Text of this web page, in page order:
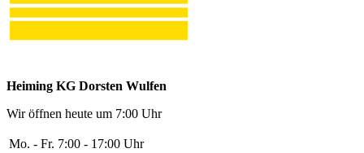
Heiming KG Dorsten Wulfen
Wir öffnen heute um 7:00 Uhr
Mo. - Fr. 7:00 - 17:00 Uhr